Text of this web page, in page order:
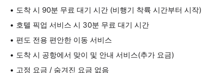
도착 시 90분 무료 대기 시간 (비행기 착륙 시간부터 시작)
호텔 픽업 서비스 시 30분 무료 대기 시간
편도 전용 편안한 이동 서비스
도착 시 공항에서 맞이 및 안내 서비스(추가 요금)
고정 요금 / 숨겨진 요금 없음